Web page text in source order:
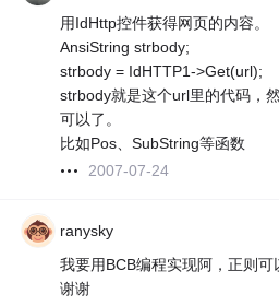
用IdHttp控件获得网页的内容。
AnsiString strbody;
strbody = IdHTTP1->Get(url);
strbody就是这个url里的代码，
可以了。
比如Pos、SubString等函数
2007-07-24
ranysky
我要用BCB编程实现阿，正则可
谢谢